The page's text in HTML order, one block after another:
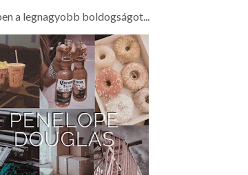
a legnagyobb boldogságot...